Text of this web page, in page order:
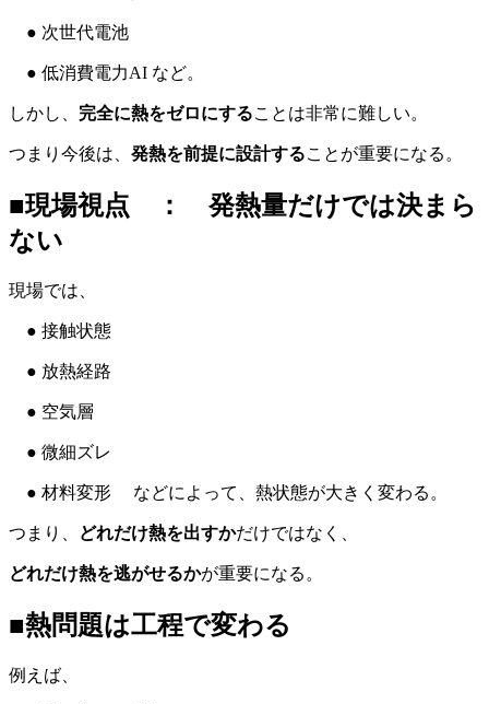
● 次世代電池
● 低消費電力AI など。
しかし、 完全に熱をゼロにすることは非常に難しい。
つまり今後は、 発熱を前提に設計することが重要になる。
■現場視点 ： 発熱量だけでは決まら
ない
現場では、
● 接触状態
● 放熱経路
● 空気層
● 微細ズレ
● 材料変形 などによって、熱状態が大きく変わる。
つまり、 どれだけ熱を出すかだけではなく、
どれだけ熱を逃がせるかが重要になる。
■熱問題は工程で変わる
例えば、